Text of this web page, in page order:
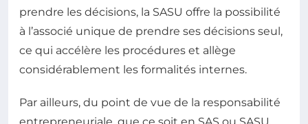
prendre les décisions, la SASU offre la possibilité
à l’associé unique de prendre ses décisions seul,
ce qui accélère les procédures et allège
considérablement les formalités internes.
Par ailleurs, du point de vue de la responsabilité
entrepreneuriale, que ce soit en SAS ou SASU,